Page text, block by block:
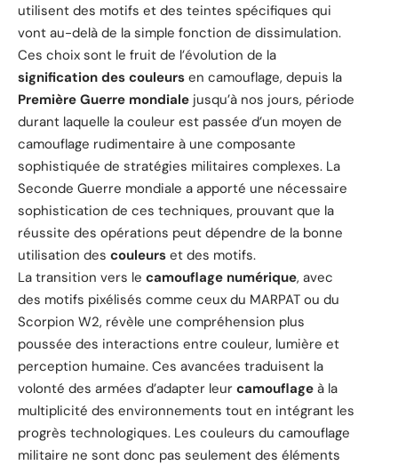
utilisent des motifs et des teintes spécifiques qui
vont au-delà de la simple fonction de dissimulation.
Ces choix sont le fruit de l’évolution de la
signification des couleurs en camouflage, depuis la
Première Guerre mondiale jusqu’à nos jours, période
durant laquelle la couleur est passée d’un moyen de
camouflage rudimentaire à une composante
sophistiquée de stratégies militaires complexes. La
Seconde Guerre mondiale a apporté une nécessaire
sophistication de ces techniques, prouvant que la
réussite des opérations peut dépendre de la bonne
utilisation des couleurs et des motifs.
La transition vers le camouflage numérique, avec
des motifs pixélisés comme ceux du MARPAT ou du
Scorpion W2, révèle une compréhension plus
poussée des interactions entre couleur, lumière et
perception humaine. Ces avancées traduisent la
volonté des armées d’adapter leur camouflage à la
multiplicité des environnements tout en intégrant les
progrès technologiques. Les couleurs du camouflage
militaire ne sont donc pas seulement des éléments